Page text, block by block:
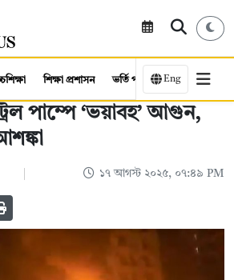
শিক্ষা প্রশাসন ভর্তি পরীক্ষা কর্মসংস্থান
Eng
পাম্পে ‘ভয়াবহ’ আগুন,
১৭ আগস্ট ২০২৫, ০৭:৪৯ PM